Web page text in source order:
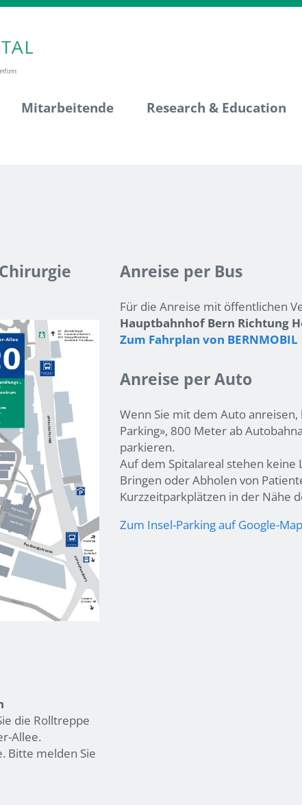
Mitarbeitende Research & Education
die Rolltreppe
Allee.
Bitte melden Sie
Anreise per Bus
Für die Anreise mit öffentlichen
Hauptbahnhof Bern Richtung
Zum Fahrplan von BERNMOBIL
Anreise per Auto
Wenn Sie mit dem Auto
Parking», 800 Meter ab
parkieren.
Auf dem Spitalareal stehen keine
Bringen oder Abholen von
Kurzzeitparkplätzen in der Nähe
Zum Insel-Parking auf Google-